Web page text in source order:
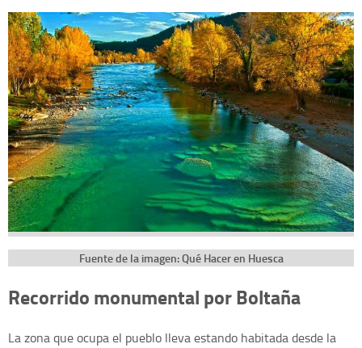
Fuente de la imagen: Qué Hacer en Huesca
Recorrido monumental por Boltaña
La zona que ocupa el pueblo lleva estando habitada desde la